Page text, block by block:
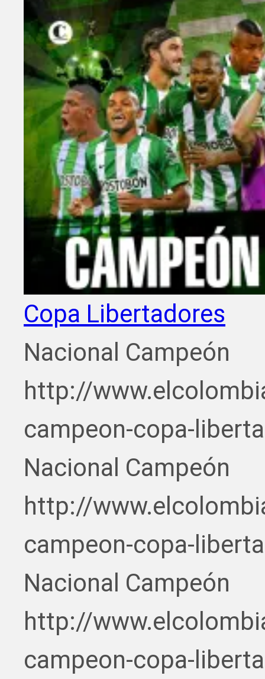
Copa Libertadores
Nacional Campeón
http://
campeon-copa-
Nacional Campeón
http://
campeon-copa-
Nacional Campeón
http://
campeon-copa-